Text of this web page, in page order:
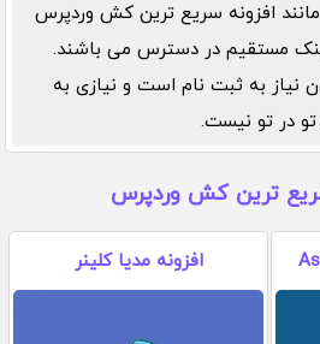
افزونه سریع ترین کش وردپرس
مستقیم در دسترس می باشند.
نیاز به ثبت نام است و نیازی به
در تو نیست.
سریع ترین کش وردپرس
افزونه مدیا کلینر